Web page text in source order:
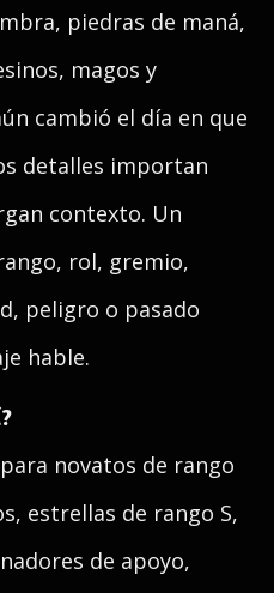
piedras de maná,
magos y
cambió el día en que
detalles importan
contexto. Un
rol, gremio,
peligro o pasado
hable.
novatos de rango
estrellas de rango S,
de apoyo,